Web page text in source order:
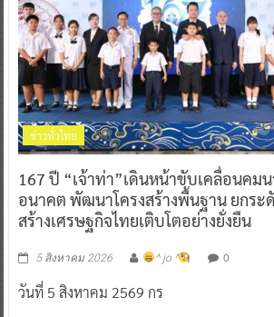
ข่าวทั่วไทย
167 ปี “เจ้าท่า”เดินหน้าขับเคลื่อนคม
อนาคต พัฒนาโครงสร้างพื้นฐาน ยกร
สร้างเศรษฐกิจไทยเติบโตอย่างยั่งยืน
5 สิงหาคม 2026 ^ jo ^ 0
วันที่ 5 สิงหาคม 2569 กร